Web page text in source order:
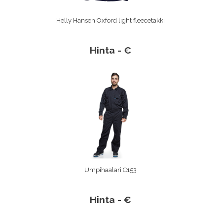
Helly Hansen Oxford light fleecetakki
Hinta - €
Umpihaalari C153
Hinta - €